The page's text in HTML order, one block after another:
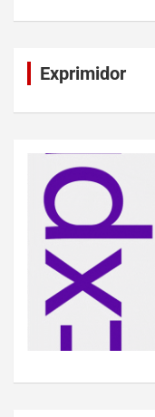
Exprimidor